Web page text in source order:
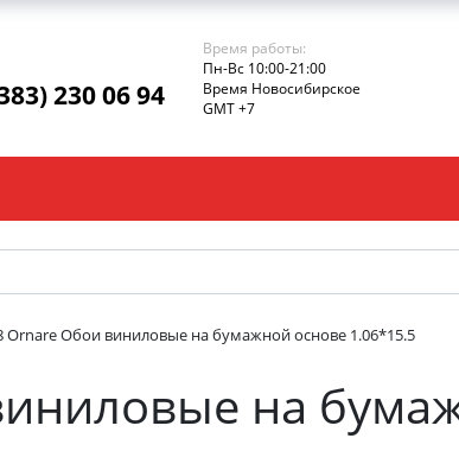
230 06 94
Время работы:
Пн-Вс 10:00-21:00
Время Новосибирское
GMT +7
Ornare Обои виниловые на бумажной основе 1.06*15.5
на